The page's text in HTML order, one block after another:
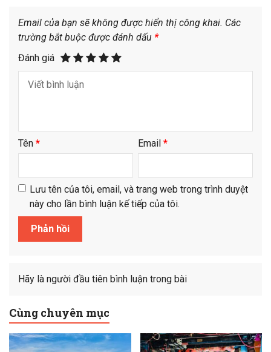
Email của bạn sẽ không được hiển thị công khai. Các
trường bắt buộc được đánh dấu *
Đánh giá
Tên * Email *
Lưu tên của tôi, email, và trang web trong trình duyệt
này cho lần bình luận kế tiếp của tôi.
Hãy là người đầu tiên bình luận trong bài
Cùng chuyên mục